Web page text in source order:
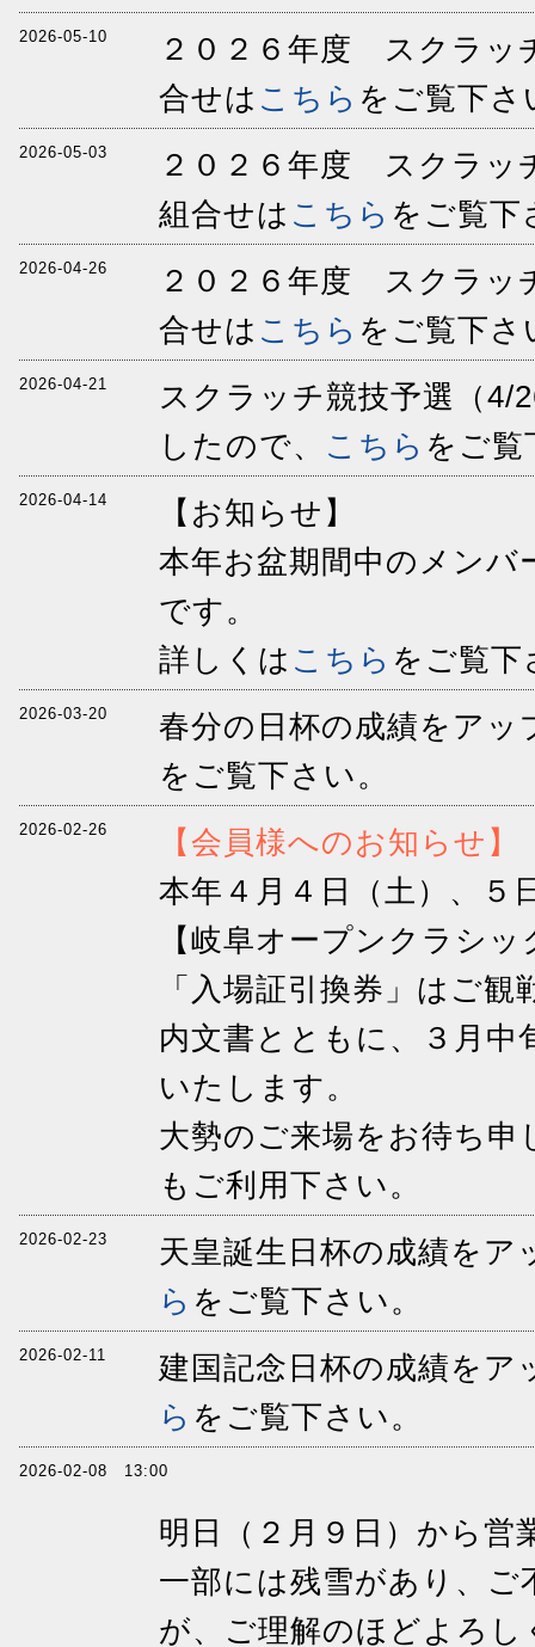
2026-05-10
２０２６年度 スクラッ
合せは こちら をご覧下さ
2026-05-03
２０２６年度 スクラッ
組合せは こちら をご覧下
2026-04-26
２０２６年度 スクラッ
合せは こちら をご覧下さ
2026-04-21
スクラッチ競技予選（4/
したので、
こちら をご覧
2026-04-14
【お知らせ】
本年お盆期間中のメン
です。
詳しくは こちら をご覧下
2026-03-20
春分の日杯の成績をアッ
をご覧下さい。
2026-02-26
【会員様へのお知らせ】
本年４月４日（土）、５
【岐阜オープンクラシ
「入場証引換券」はご
内文書とともに、３月中
いたします。
大勢のご来場をお待ち
もご利用下さい。
2026-02-23
天皇誕生日杯の成績をア
ら をご覧下さい。
2026-02-11
建国記念日杯の成績をア
ら をご覧下さい。
2026-02-08 13:00
明日（２月９日）から営
一部には残雪があり、
が、ご理解のほどよろ